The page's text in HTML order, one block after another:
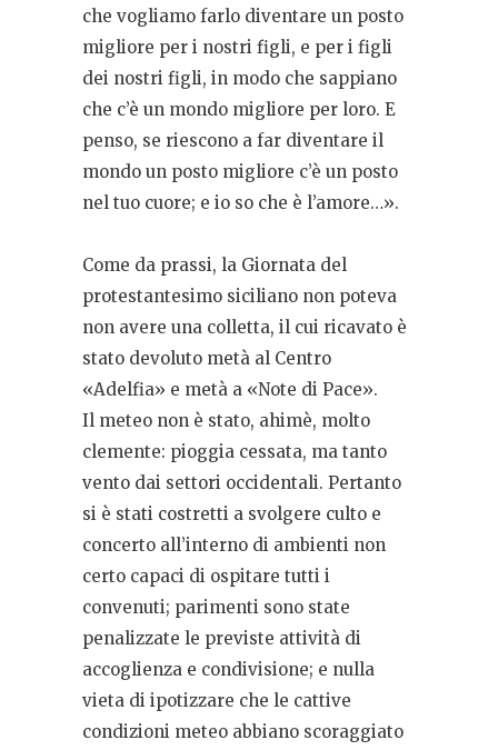
che vogliamo farlo diventare un posto
migliore per i nostri figli, e per i figli
dei nostri figli, in modo che sappiano
che c’è un mondo migliore per loro. E
penso, se riescono a far diventare il
mondo un posto migliore c’è un posto
nel tuo cuore; e io so che è l’amore…».
Come da prassi, la Giornata del
protestantesimo siciliano non poteva
non avere una colletta, il cui ricavato è
stato devoluto metà al Centro
«Adelfia» e metà a «Note di Pace».
Il meteo non è stato, ahimè, molto
clemente: pioggia cessata, ma tanto
vento dai settori occidentali. Pertanto
si è stati costretti a svolgere culto e
concerto all’interno di ambienti non
certo capaci di ospitare tutti i
convenuti; parimenti sono state
penalizzate le previste attività di
accoglienza e condivisione; e nulla
vieta di ipotizzare che le cattive
condizioni meteo abbiano scoraggiato